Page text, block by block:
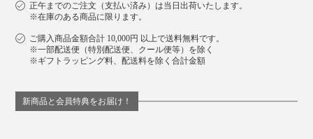
正午までのご注文（支払い済み）は当日出荷いたします。
※在庫のある商品に限ります。
ご購入商品金額合計 10,000円 以上で送料無料です。
※一部配送便（特別配送便、クール便等）を除く
※ギフトラッピング料、配送料を除く合計金額
新商品と会員特典をお届け！